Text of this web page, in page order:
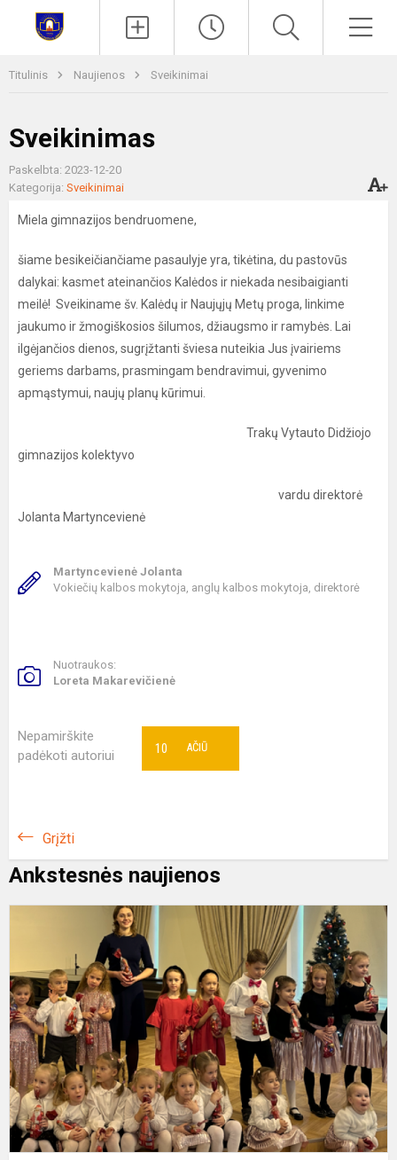
Titulinis Naujienos Sveikinimai
Sveikinimas
Paskelbta: 2023-12-20
Kategorija: Sveikinimai
Miela gimnazijos bendruomene,
šiame besikeičiančiame pasaulyje yra, tikėtina, du pastovūs
dalykai: kasmet ateinančios Kalėdos ir niekada nesibaigianti
meilė! Sveikiname šv. Kalėdų ir Naujųjų Metų proga, linkime
jaukumo iržmogiškosios šilumos, džiaugsmo ir ramybės. Lai
ilgėjančios dienos, sugrįžtanti šviesa nuteikia Jus įvairiems
geriems darbams, prasmingam bendravimui, gyvenimo
apmąstymui, naujų planų kūrimui.
Trakų Vytauto Didžiojo
gimnazijos kolektyvo
vardu direktorė
Jolanta Martyncevienė
Martyncevienė Jolanta
Vokiečių kalbos mokytoja, anglų kalbos mokytoja, direktorė
Nuotraukos:
Loreta Makarevičienė
Nepamirškite
padėkoti autoriui
AČIŪ
10
Grįžti
Ankstesnės naujienos